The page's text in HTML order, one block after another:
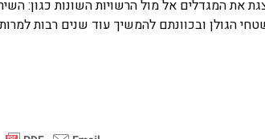
את המגדלים אל מול הרשויות השונות כגון:
הגולן ובכוונתם להמשיך עוד שנים רבות למרות